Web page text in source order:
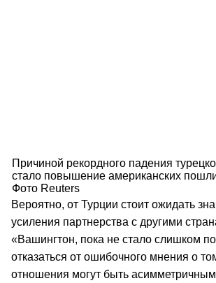
Причиной рекордного падения
стало повышение американских
Фото Reuters
Вероятно, от Турции стоит ожидать
усиления партнерства с другими
«Вашингтон, пока не стало слишком
отказаться от ошибочного мнения о
отношения могут быть